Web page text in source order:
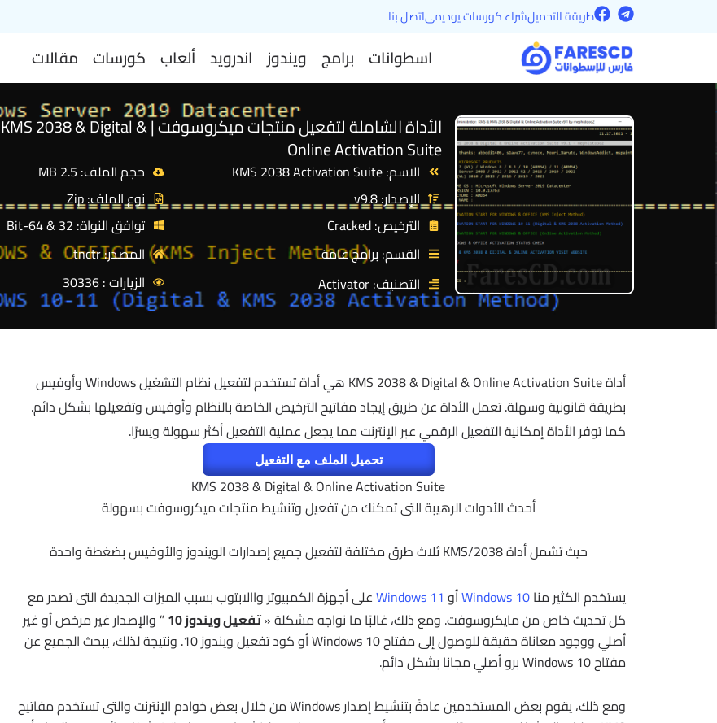
طريقة التحميلشراء كورسات يوديمىاتصل بنا T
e
l
e
g
a
m
F
a
c
e
b
o
k
اسطوانات برامج ويندوز اندرويد ألعاب كورسات مقالات
الأداة الشاملة لتفعيل منتجات ميكروسوفت | KMS 2038 & Digital &
Online Activation Suite
الاسم: KMS 2038 Activation Suite
الإصدار: v9.8
الترخيص: Cracked
القسم: برامج عامة
التصنيف: Activator
حجم الملف: 2.5 MB
نوع الملف: Zip
توافق النواة: 32 & 64-Bit
المصدر: tnctr
الزيارات : 30336
أداة KMS 2038 & Digital & Online Activation Suite هي أداة تستخدم لتفعيل نظام التشغيل Windows وأوفيس
بطريقة قانونية وسهلة. تعمل الأداة عن طريق إيجاد مفاتيح الترخيص الخاصة بالنظام وأوفيس وتفعيلها بشكل دائم.
كما توفر الأداة إمكانية التفعيل الرقمي عبر الإنترنت مما يجعل عملية التفعيل أكثر سهولة ويسرًا.
تحميل الملف مع التفعيل
KMS 2038 & Digital & Online Activation Suite
أحدث الأدوات الرهيبة التى تمكنك من تفعيل وتنشيط منتجات ميكروسوفت بسهولة
حيث تشمل أداة KMS/2038 ثلاث طرق مختلفة لتفعيل جميع إصدارات الويندوز والأوفيس بضغطة واحدة
يستخدم الكثير مناWindows 10أو Windows 11على أجهزة الكمبيوتر واالابتوب بسبب الميزات الجديدة التى تصدر مع
كل تحديث خاص من مايكروسوفت. ومع ذلك، غالبًا ما نواجه مشكلة «تفعيل ويندوز 10
” والإصدار غير مرخص أو غير
أصلي ووجود معاناة حقيقة للوصول إلى مفتاح Windows 10 أو كود تفعيل ويندوز 10. ونتيجة لذلك، يبحث الجميع عن
مفتاح Windows 10 برو أصلي مجانا بشكل دائم.
ومع ذلك، يقوم بعض المستخدمين عادةً بتنشيط إصدار Windows من خلال بعض خوادم الإنترنت والتى تستخدم مفاتيح